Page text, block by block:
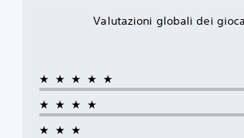
Valutazioni globali dei
★★★★★
★★★★
★★★